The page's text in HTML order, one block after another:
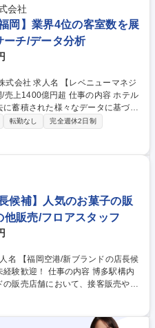
"食"の未来を切り開く
会社
岡】業界4位の客室数を展
ーチ/データ分析
ューマネジ
超 仕事の内容 ホテル
蓄積された様々なデータに基づ
化に向けた戦略膣案・レートコン
1～6棟程です。 【業務詳
実行支援 ■各運営ホテルのレベニ
等の資料作成 ■在庫コントロール
時の販売戦略の構築・立案など※
にいながら全てのホテルのデータ
担当ホテル領域(旅館かビジネスな
せてお任せします。 募集職種
位の客室数を展開/売上1400億円
転勤なし
完全週休2日制
候補】人気のお菓子の販
販売/フロアスタッフ
容 博多駅構内
販売店舗において、接客販売や店
ドの世界観を体現する主役とし
数値管理、人材育成などの店舗管